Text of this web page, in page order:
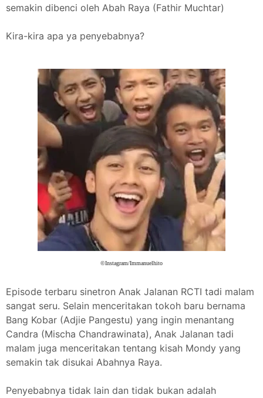
semakin dibenci oleh Abah Raya (Fathir Muchtar)
Kira-kira apa ya penyebabnya?
©Instagram/Immanuelhito
Episode terbaru sinetron Anak Jalanan RCTI tadi malam
sangat seru. Selain menceritakan tokoh baru bernama
Bang Kobar (Adjie Pangestu) yang ingin menantang
Candra (Mischa Chandrawinata), Anak Jalanan tadi
malam juga menceritakan tentang kisah Mondy yang
semakin tak disukai Abahnya Raya.
Penyebabnya tidak lain dan tidak bukan adalah